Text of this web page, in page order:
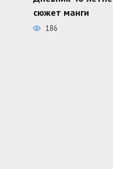
сюжет манги
186